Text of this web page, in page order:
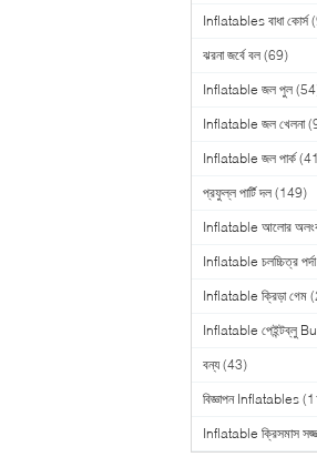
Inflatables বাধা কোর্স
ঝরনা জর্বে বল (69)
Inflatable জল পুল
Inflatable জল খেলনা
Inflatable জল পার্ক
প্রফুল্ল পার্টি দল (149)
Inflatable আলোর
Inflatable চলচ্চিত্র পর্দা
Inflatable ক্রিড়া গেম
Inflatable পেইন্টব্লু
বন্য (43)
বিজ্ঞাপন Inflatables
Inflatable ক্রিসমাস